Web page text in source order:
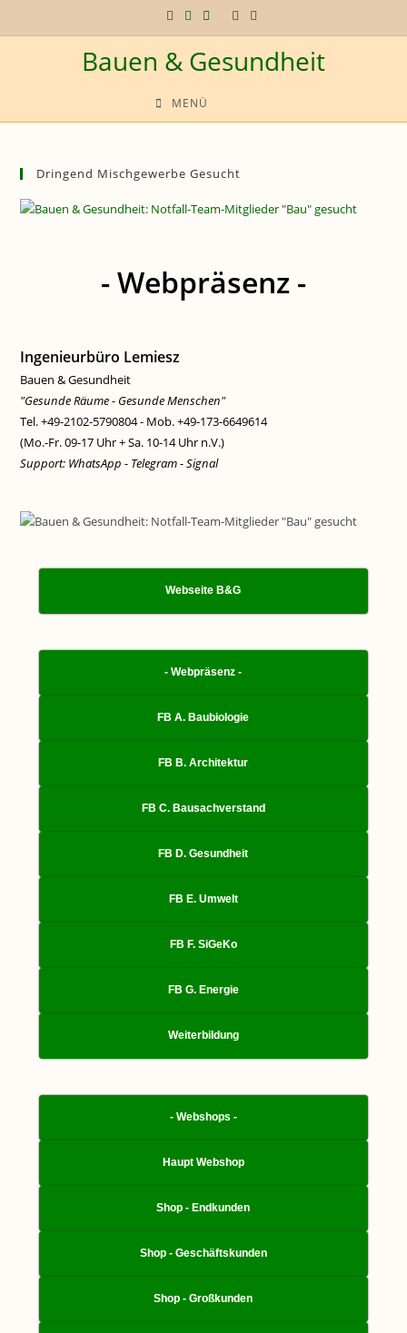
Inhalt
Bauen & Gesundheit
MENÜ
Dringend Mischgewerbe Gesucht
- Webpräsenz -
Ingenieurbüro Lemiesz
Bauen & Gesundheit
"Gesunde Räume - Gesunde Menschen"
Tel. +49-2102-5790804 - Mob. +49-173-6649614
(Mo.-Fr. 09-17 Uhr + Sa. 10-14 Uhr n.V.)
Support: WhatsApp - Telegram - Signal
Webseite B&G
- Webpräsenz -
FB A. Baubiologie
FB B. Architektur
FB C. Bausachverstand
FB D. Gesundheit
FB E. Umwelt
FB F. SiGeKo
FB G. Energie
Weiterbildung
- Webshops -
Haupt Webshop
Shop - Endkunden
Shop - Geschäftskunden
Shop - Großkunden